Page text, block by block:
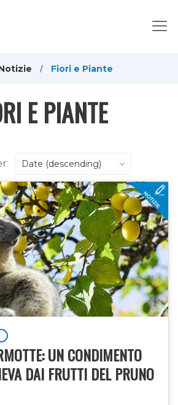
Fiori e Piante
E PIANTE
Date (descending)
UN CONDIMENTO
DAI FRUTTI DEL PRUNO